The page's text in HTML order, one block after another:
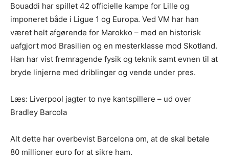
Bouaddi har spillet 42 officielle kampe for Lille og
imponeret både i Ligue 1 og Europa. Ved VM har han
været helt afgørende for Marokko – med en historisk
uafgjort mod Brasilien og en mesterklasse mod Skotland.
Han har vist fremragende fysik og teknik samt evnen til at
bryde linjerne med driblinger og vende under pres.
Læs: Liverpool jagter to nye kantspillere – ud over
Bradley Barcola
Alt dette har overbevist Barcelona om, at de skal betale
80 millioner euro for at sikre ham.